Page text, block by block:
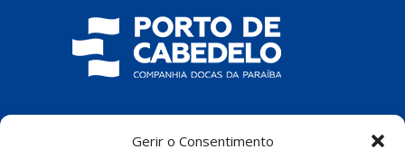
Gerir o Consentimento
COMPANHIA DOCAS DA PARAÍBA